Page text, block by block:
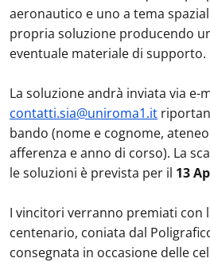
aeronautico e uno a tema
propria soluzione producendo
eventuale materiale di supporto.
La soluzione andrà inviata via e-
contatti.sia@uniroma1.it
bando (nome e cognome,
afferenza e anno di corso). La
le soluzioni è prevista per il 13
I vincitori verranno premiati con
centenario, coniata dal
consegnata in occasione delle